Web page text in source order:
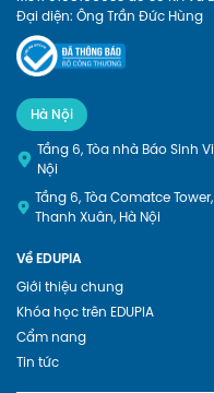
Đại diện: Ông Trần Đức Hùng
Hà Nội
Tầng 6, Tòa nhà Báo Sinh
Nội
Tầng 6, Tòa Comatce
Thanh Xuân, Hà Nội
Về EDUPIA
Giới thiệu chung
Khóa học trên EDUPIA
Cẩm nang
Tin tức